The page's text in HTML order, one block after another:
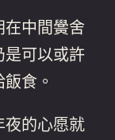
中間黌舍
是可以或許
食。
夜的心愿就